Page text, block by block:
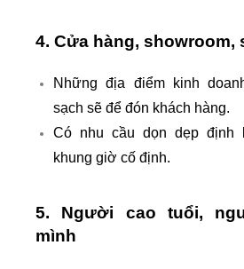
4. Cửa hàng, showroom,
Những địa điểm kinh
sạch sẽ để đón khách hàng.
Có nhu cầu dọn dẹp định
khung giờ cố định.
5. Người cao tuổi,
mình